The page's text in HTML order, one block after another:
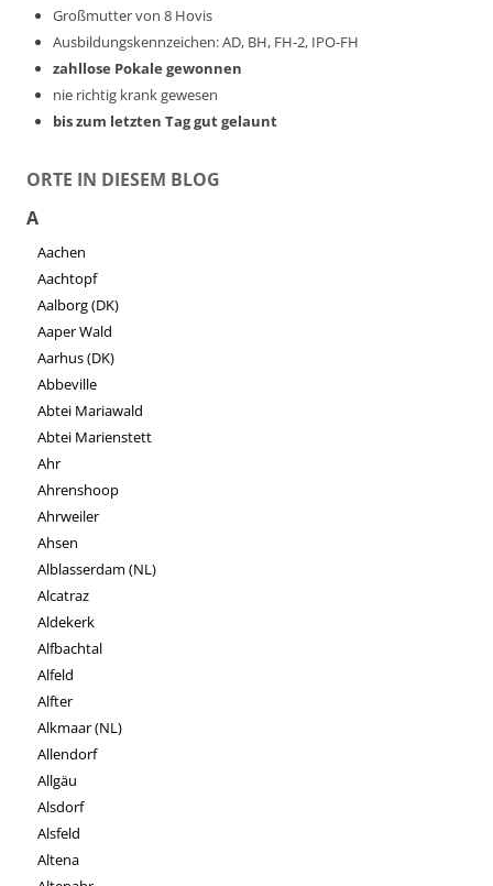
Großmutter von 8 Hovis
Ausbildungskennzeichen: AD, BH, FH-2, IPO-FH
zahllose Pokale gewonnen
nie richtig krank gewesen
bis zum letzten Tag gut gelaunt
ORTE IN DIESEM BLOG
A
Aachen
Aachtopf
Aalborg (DK)
Aaper Wald
Aarhus (DK)
Abbeville
Abtei Mariawald
Abtei Marienstett
Ahr
Ahrenshoop
Ahrweiler
Ahsen
Alblasserdam (NL)
Alcatraz
Aldekerk
Alfbachtal
Alfeld
Alfter
Alkmaar (NL)
Allendorf
Allgäu
Alsdorf
Alsfeld
Altena